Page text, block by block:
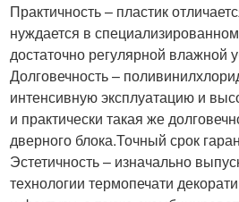
Практичность – пластик
нуждается в
достаточно регулярной влажной
Долговечность –
интенсивную эксплуатацию и
и практически такая же
дверного блока.Точный срок
Эстетичность – изначально
технологии термопечати